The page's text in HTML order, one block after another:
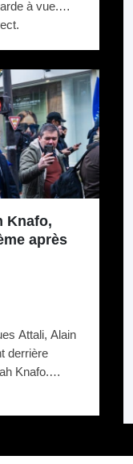
à vue.
Knafo,
après
Attali, Alain
derrière
Knafo.